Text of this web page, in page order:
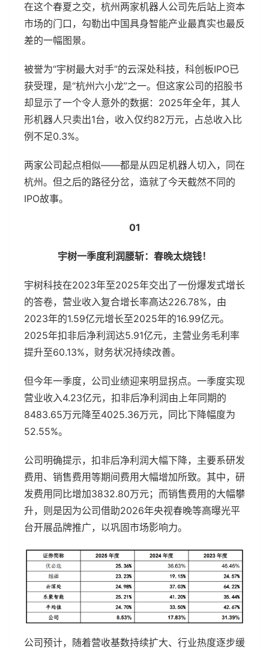
在这个春夏之交，杭州两家机器人公司先后站上资本
市场的门口，勾勒出中国具身智能产业最真实也最反
差的一幅图景。
被誉为“宇树最大对手”的云深处科技，科创板IPO已
获受理，是“杭州六小龙”之一。但这家公司的招股书
却显示了一个令人意外的数据：2025年全年，其人
形机器人只卖出1台，收入仅约82万元，占总收入比
例不足0.3%。
两家公司起点相似——都是从四足机器人切入，同在
杭州。但之后的路径分岔，造就了今天截然不同的
IPO故事。
01
宇树一季度利润腰斩：春晚太烧钱！
宇树科技在2023年至2025年交出了一份爆发式增长
的答卷，营业收入复合增长率高达226.78%，由
2023年的1.59亿元增长至2025年的16.99亿元。
2025年扣非后净利润达5.91亿元，主营业务毛利率
提升至60.13%，财务状况持续改善。
但今年一季度，公司业绩迎来明显拐点。一季度实现
营业收入4.23亿元，扣非后净利润由上年同期的
8483.65万元降至4025.36万元，同比下降幅度为
52.55%。
公司明确提示，扣非后净利润大幅下降，主要系研发
费用、销售费用等期间费用大幅增加所致。其中，研
发费用同比增加3832.80万元；而销售费用的大幅攀
升，则是因为公司借助2026年央视春晚等高曝光平
台开展品牌推广，以巩固市场影响力。
公司预计，随着营收基数持续扩大、行业热度逐步缓